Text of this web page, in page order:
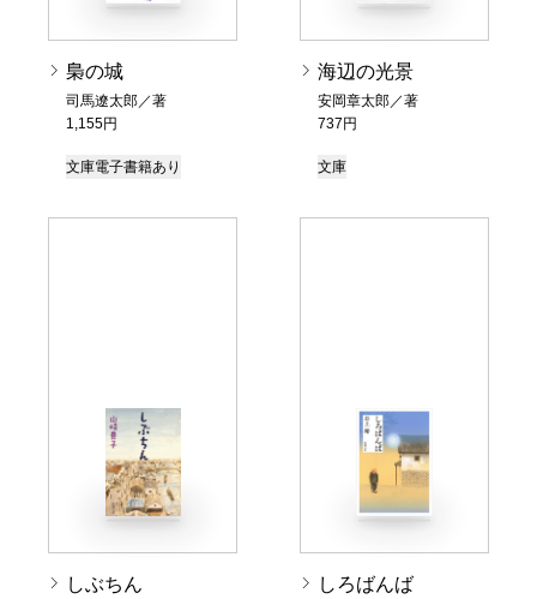
梟の城
司馬遼太郎／著
1,155円
文庫電子書籍あり
海辺の光景
安岡章太郎／著
737円
文庫
しぶちん しろばんば